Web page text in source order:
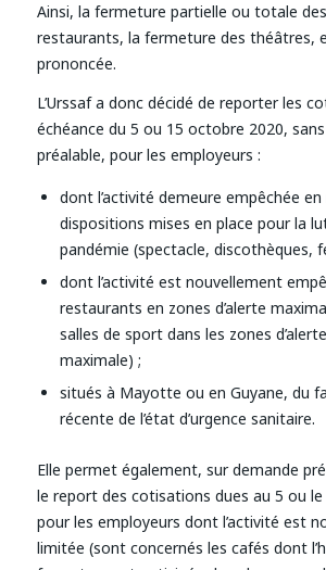
Ainsi, la fermeture partielle ou totale
restaurants, la fermeture des théâtres,
prononcée.
L’Urssaf a donc décidé de reporter les
échéance du 5 ou 15 octobre 2020,
préalable, pour les employeurs :
dont l’activité demeure empêchée
dispositions mises en place pour la
pandémie (spectacle, discothèques,
dont l’activité est nouvellement
restaurants en zones d’alerte
salles de sport dans les zones
maximale) ;
situés à Mayotte ou en Guyane, du
récente de l’état d’urgence sanitaire.
Elle permet également, sur demande
le report des cotisations dues au 5 ou
pour les employeurs dont l’activité est
limitée (sont concernés les cafés dont